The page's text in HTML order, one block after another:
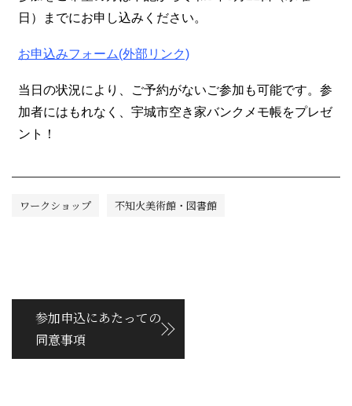
日）までにお申し込みください。
お申込みフォーム(外部リンク)
当日の状況により、ご予約がないご参加も可能です。参
加者にはもれなく、宇城市空き家バンクメモ帳をプレゼ
ント！
ワークショップ 不知火美術館・図書館
参加申込にあたっての
同意事項